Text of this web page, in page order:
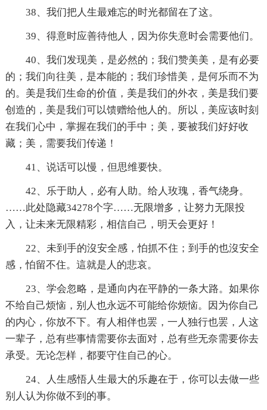
38、我们把人生最难忘的时光都留在了这。
39、得意时应善待他人，因为你失意时会需要他们。
40、我们发现美，是必然的；我们赞美美，是有必要
的；我们向往美，是本能的；我们珍惜美，是何乐而不为
的。美是我们生命的价值，美是我们的外衣，美是我们要
创造的，美是我们可以馈赠给他人的。所以，美应该时刻
在我们心中，掌握在我们的手中；美，要被我们好好收
藏；美，需要我们传递！
41、说话可以慢，但思维要快。
42、乐于助人，必有人助。给人玫瑰，香气绕身。
……此处隐藏34278个字……无限增多，让努力无限投
入，让未来无限精彩，相信自己，明天会更好！
22、未到手的沒安全感，怕抓不住；到手的也沒安全
感，怕留不住。這就是人的悲哀。
23、学会忽略，是通向内在平静的一条大路。如果你
不给自己烦恼，别人也永远不可能给你烦恼。因为你自己
的内心，你放不下。有人相伴也罢，一人独行也罢，人这
一辈子，总有些事情需要你去面对，总有些无奈需要你去
承受。无论怎样，都要守住自己的心。
24、人生感悟人生最大的乐趣在于，你可以去做一些
别人认为你做不到的事。